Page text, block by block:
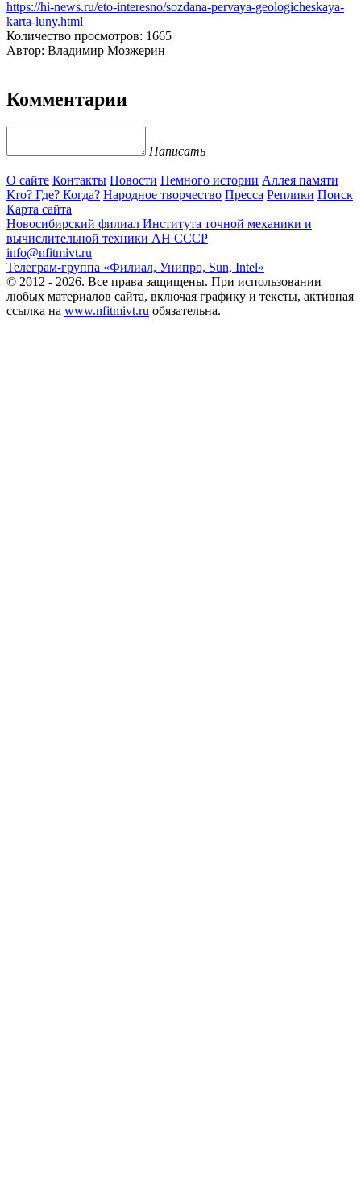
https://hi-news.ru/eto-interesno/sozdana-pervaya-geologicheskaya-
karta-luny.html
Количество просмотров: 1665
Автор: Владимир Мозжерин
Комментарии
Написать
О сайте Контакты Новости Немного истории Аллея памяти
Кто? Где? Когда? Народное творчество Пресса Реплики Поиск
Карта сайта
Новосибирский филиал Института точной механики и
вычислительной техники АН СССР
info@nfitmivt.ru
Телеграм-группа «Филиал, Унипро, Sun, Intel»
© 2012 - 2026. Все права защищены. При использовании
любых материалов сайта, включая графику и тексты, активная
ссылка на www.nfitmivt.ru обязательна.